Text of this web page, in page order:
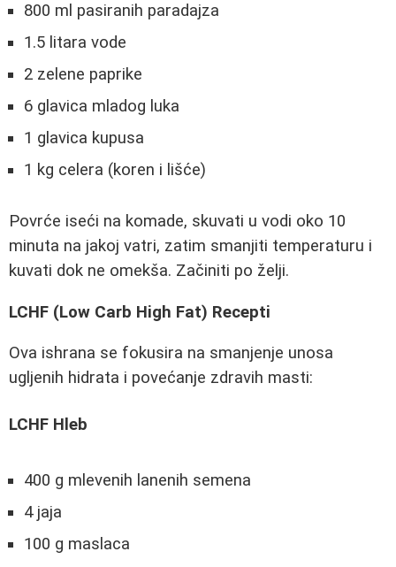
800 ml pasiranih paradajza
1.5 litara vode
2 zelene paprike
6 glavica mladog luka
1 glavica kupusa
1 kg celera (koren i lišće)
Povrće iseći na komade, skuvati u vodi oko 10
minuta na jakoj vatri, zatim smanjiti temperaturu i
kuvati dok ne omekša. Začiniti po želji.
LCHF (Low Carb High Fat) Recepti
Ova ishrana se fokusira na smanjenje unosa
ugljenih hidrata i povećanje zdravih masti:
LCHF Hleb
400 g mlevenih lanenih semena
4 jaja
100 g maslaca